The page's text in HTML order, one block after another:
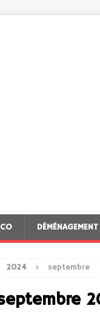
DÉMÉNAGEMENT
2024 septembre